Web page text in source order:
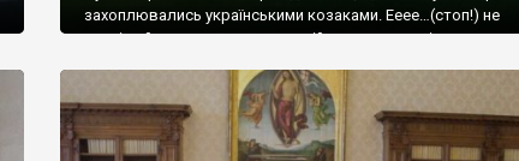
захоплювались українськими козаками. Ееее…(стоп!) не
поспішайте перегортати, я не зійшов з розуму і це не жарт,
сенсація! чи як там прийнято писати у таких випадках?) Тож
вмощуйтесь зручніше, ця пригода буде цікавіше, ніж у
О.Дюма. […]